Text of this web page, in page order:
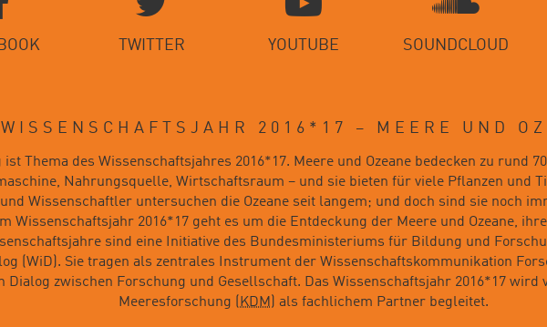
TWITTER YOUTUBE SOUNDCLOUD
WISSENSCHAFTSJAHR 2016*17 – MEERE UND
Thema des Wissenschaftsjahres 2016*17. Meere und Ozeane bedecken zu rund
Nahrungsquelle, Wirtschaftsraum – und sie bieten für viele Pflanzen und
Wissenschaftler untersuchen die Ozeane seit langem; und doch sind sie noch
Wissenschaftsjahr 2016*17 geht es um die Entdeckung der Meere und Ozeane,
sind eine Initiative des Bundesministeriums für Bildung und
(WiD). Sie tragen als zentrales Instrument der Wissenschaftskommunikation
Dialog zwischen Forschung und Gesellschaft. Das Wissenschaftsjahr 2016*17 wird
Meeresforschung (
KDM ) als fachlichem Partner begleitet.